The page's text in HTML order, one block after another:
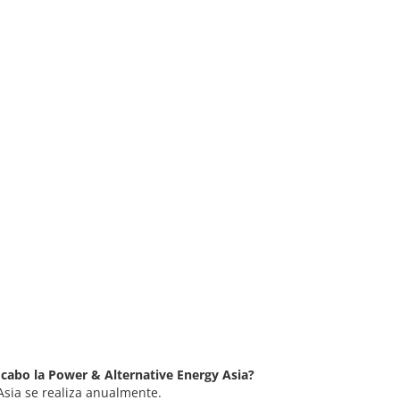
la Power & Alternative Energy Asia?
se realiza anualmente.